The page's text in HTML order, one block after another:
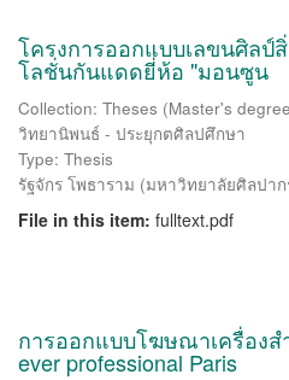
โครงการออกแบบเลขนศิล
โลชั่นกันแดดยี่ห้อ "มอนซูน
Collection: Theses (Master's
วิทยานิพนธ์ - ประยุกตศิลปศึกษา
Type: Thesis
รัฐจักร โพธาราม (มหาวิทยาลัยศิลปาก
File in this item: fulltext.pdf
การออกแบบโฆษณาเครื่องส
ever professional Paris